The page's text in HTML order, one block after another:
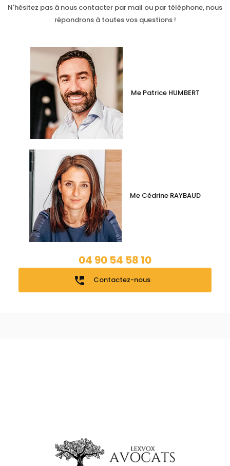
N'hésitez pas à nous contacter par mail ou par téléphone, nous
répondrons à toutes vos questions !
Me Patrice HUMBERT
Me Cédrine RAYBAUD
04 90 54 58 10
perm_phone_msg Contactez-nous